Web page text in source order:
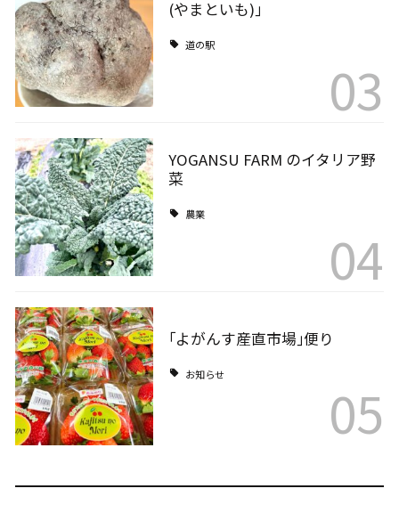
(やまといも)｣
道の駅
03
YOGANSU FARM のイタリア野
菜
農業
04
｢よがんす産直市場｣便り
お知らせ
05